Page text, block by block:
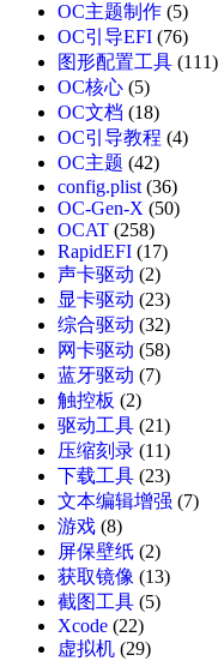
OC主题制作 (5)
OC引导EFI (76)
图形配置工具 (111)
OC核心 (5)
OC文档 (18)
OC引导教程 (4)
OC主题 (42)
config.plist(36)
OC-Gen-X (50)
OCAT (258)
RapidEFI (17)
声卡驱动 (2)
显卡驱动 (23)
综合驱动 (32)
网卡驱动 (58)
蓝牙驱动 (7)
触控板 (2)
驱动工具 (21)
压缩刻录 (11)
下载工具 (23)
文本编辑增强 (7)
游戏 (8)
屏保壁纸 (2)
获取镜像 (13)
截图工具 (5)
Xcode (22)
虚拟机 (29)